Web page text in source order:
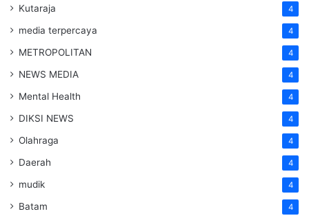
Kutaraja 4
media terpercaya 4
METROPOLITAN 4
NEWS MEDIA 4
Mental Health 4
DIKSI NEWS 4
Olahraga 4
Daerah 4
mudik 4
Batam 4